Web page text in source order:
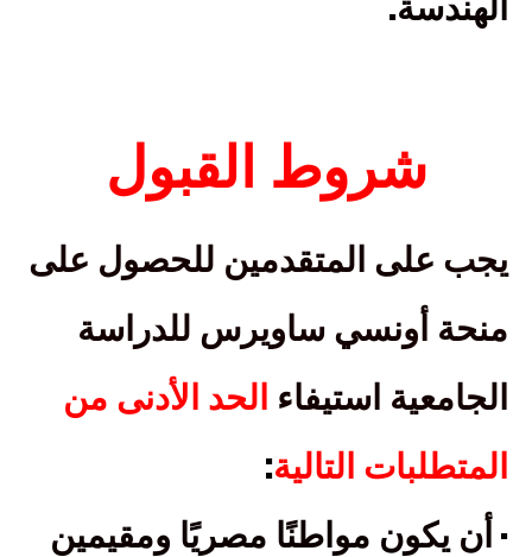
الهندسة
شروط القبول
يجب على المتقدمين للحصول على
منحة أونسي ساويرس للدراسة
الجامعية استيفاء الحد الأدنى من
المتطلبات التالية:
· أن يكون مواطنًا مصريًا ومقيمين